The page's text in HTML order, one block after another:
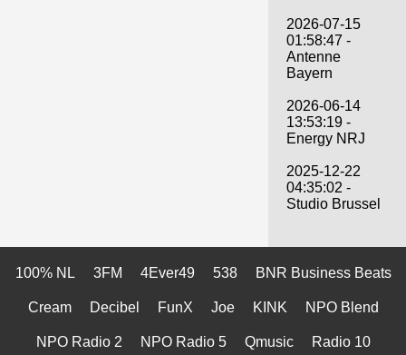
2026-07-15
01:58:47 -
Antenne
Bayern
2026-06-14
13:53:19 -
Energy NRJ
2025-12-22
04:35:02 -
Studio Brussel
100% NL 3FM 4Ever49 538 BNR Business Beats
Cream Decibel FunX Joe KINK NPO Blend
NPO Radio 2 NPO Radio 5 Qmusic Radio 10